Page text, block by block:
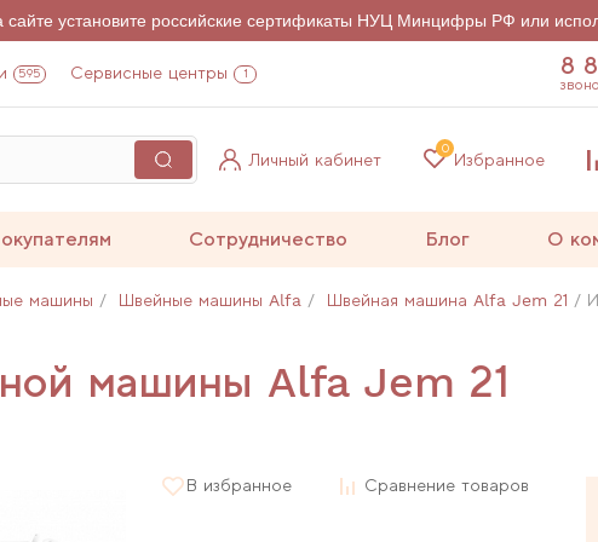
установите российские сертификаты НУЦ Минцифры РФ или
595 Сервисные центры 1 8
Личный кабинет Избранное
0
Сотрудничество Блог О
машины Швейные машины Alfa Швейная машина Alfa Jem 21
машины Alfa Jem 21
В избранное Сравнение товаров